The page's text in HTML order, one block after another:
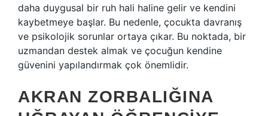
daha duygusal bir ruh hali haline gelir ve kendini
kaybetmeye başlar. Bu nedenle, çocukta davranış
ve psikolojik sorunlar ortaya çıkar. Bu noktada, bir
uzmandan destek almak ve çocuğun kendine
güvenini yapılandırmak çok önemlidir.
AKRAN ZORBALIĞINA